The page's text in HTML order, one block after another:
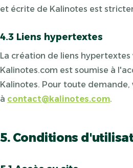
et écrite de Kalinotes est
4.3 Liens hypertextes
La création de liens hypertextes
Kalinotes.com est soumise à
Kalinotes. Pour toute
à contact@kalinotes.com.
5. Conditions